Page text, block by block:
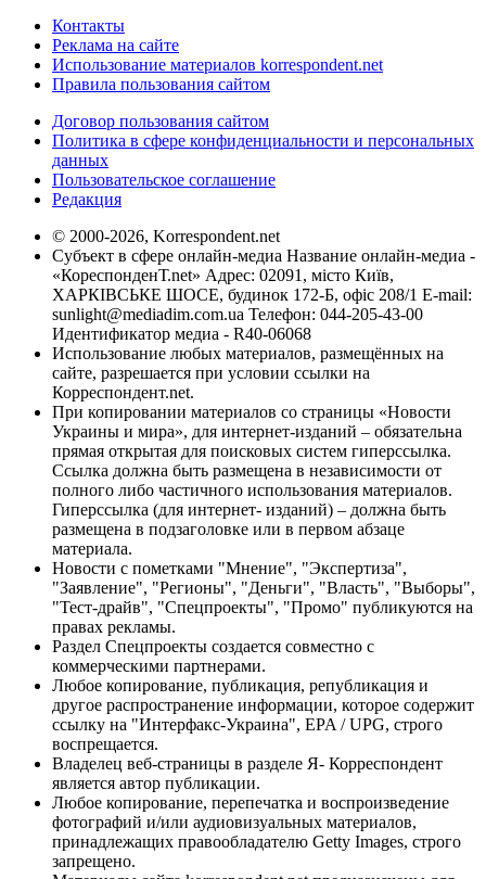
Контакты
Реклама на сайте
Использование материалов korrespondent.net
Правила пользования сайтом
Договор пользования сайтом
Политика в сфере конфиденциальности и персональных
данных
Пользовательское соглашение
Редакция
© 2000-2026, Korrespondent.net
Субъект в сфере онлайн-медиа Название онлайн-медиа -
«КореспонденТ.net» Адрес: 02091, місто Київ,
ХАРКІВСЬКЕ ШОСЕ, будинок 172-Б, офіс 208/1 E-mail:
sunlight@mediadim.com.ua Телефон: 044-205-43-00
Идентификатор медиа - R40-06068
Использование любых материалов, размещённых на
сайте, разрешается при условии ссылки на
Корреспондент.net.
При копировании материалов со страницы «Новости
Украины и мира», для интернет-изданий – обязательна
прямая открытая для поисковых систем гиперссылка.
Ссылка должна быть размещена в независимости от
полного либо частичного использования материалов.
Гиперссылка (для интернет- изданий) – должна быть
размещена в подзаголовке или в первом абзаце
материала.
Новости с пометками "Мнение", "Экспертиза",
"Заявление", "Регионы", "Деньги", "Власть", "Выборы",
"Тест-драйв", "Спецпроекты", "Промо" публикуются на
правах рекламы.
Раздел Спецпроекты создается совместно с
коммерческими партнерами.
Любое копирование, публикация, републикация и
другое распространение информации, которое содержит
ссылку на "Интерфакс-Украина", EPA / UPG, строго
воспрещается.
Владелец веб-страницы в разделе Я- Корреспондент
является автор публикации.
Любое копирование, перепечатка и воспроизведение
фотографий и/или аудиовизуальных материалов,
принадлежащих правообладателю Getty Images, строго
запрещено.